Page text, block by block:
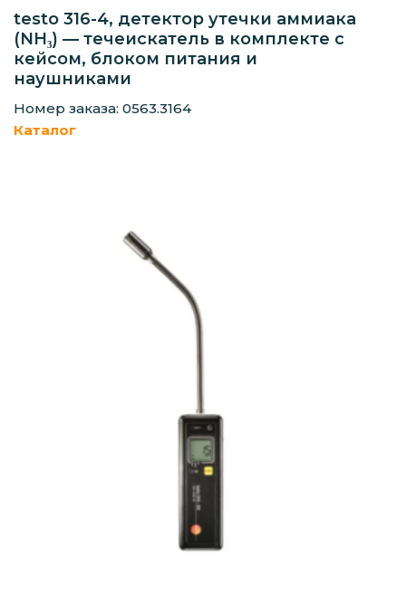
testo 316-4, детектор утечки аммиака
(NH₃) — течеискатель в комплекте с
кейсом, блоком питания и
наушниками
Номер заказа: 0563.3164
Каталог